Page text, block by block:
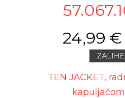
24,99 €
ZALIHE
TEN JACKET,